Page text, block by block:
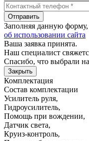
Отправить
Заполняя данную
об использовании сайта
Ваша заявка принята.
Наш специалист
Спасибо, что выбрали
Закрыть
Комплектация
Состав комплектации
Усилитель руля,
Гидроусилитель,
Помощь при вождении,
Датчик света,
Круиз-контроль,